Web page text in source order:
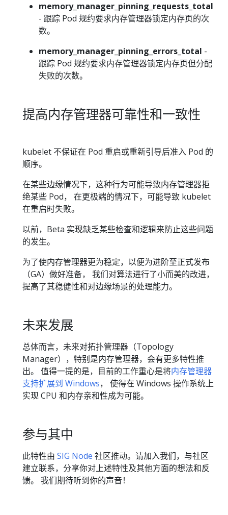
memory_manager_pinning_requests_total
- 跟踪 Pod 规约要求内存管理器锁定内存页的次
数。
memory_manager_pinning_errors_total -
跟踪 Pod 规约要求内存管理器锁定内存页但分配
失败的次数。
提高内存管理器可靠性和一致性
kubelet 不保证在 Pod 重启或重新引导后准入 Pod 的
顺序。
在某些边缘情况下，这种行为可能导致内存管理器拒
绝某些 Pod， 在更极端的情况下，可能导致 kubelet
在重启时失败。
以前，Beta 实现缺乏某些检查和逻辑来防止这些问题
的发生。
为了使内存管理器更为稳定，以便为进阶至正式发布
（GA）做好准备， 我们对算法进行了小而美的改进，
提高了其稳健性和对边缘场景的处理能力。
未来发展
总体而言，未来对拓扑管理器（Topology
Manager），特别是内存管理器，会有更多特性推
出。 值得一提的是，目前的工作重心是将内存管理器
支持扩展到 Windows， 使得在 Windows 操作系统上
实现 CPU 和内存亲和性成为可能。
参与其中
此特性由 SIG Node 社区推动。请加入我们，与社区
建立联系，分享你对上述特性及其他方面的想法和反
馈。 我们期待听到你的声音！